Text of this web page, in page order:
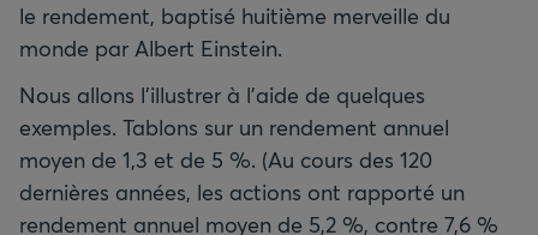
le rendement, baptisé huitième merveille du
monde par Albert Einstein.
Nous allons l'illustrer à l'aide de quelques
exemples. Tablons sur un rendement annuel
moyen de 1,3 et de 5 %. (Au cours des 120
dernières années, les actions ont rapporté un
rendement annuel moyen de 5,2 %, contre 7,6 %